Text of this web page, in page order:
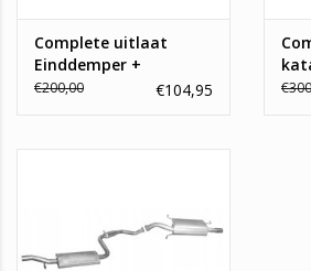
Complete uitlaat
Einddemper +
Middendemper Volvo
€200,00 €104,95
V40